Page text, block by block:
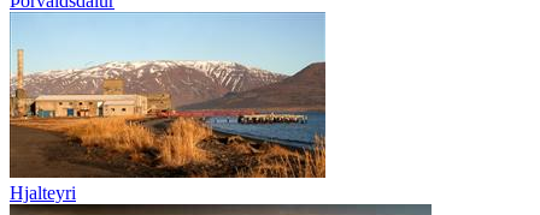
Hjalteyri